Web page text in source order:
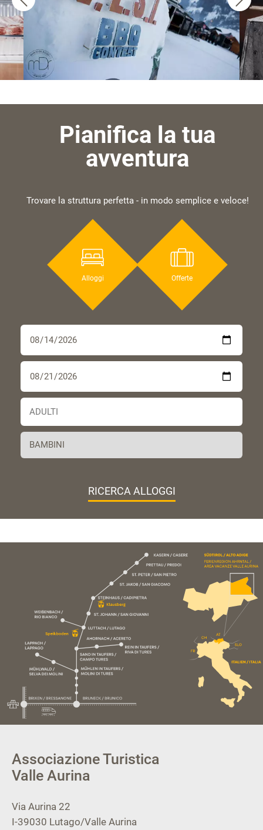
Pianifica la tua
avventura
Trovare la struttura perfetta - in modo semplice e veloce!
Alloggi Offerte
RICERCA ALLOGGI
Associazione Turistica
Valle Aurina
Via Aurina 22
I-39030 Lutago/Valle Aurina